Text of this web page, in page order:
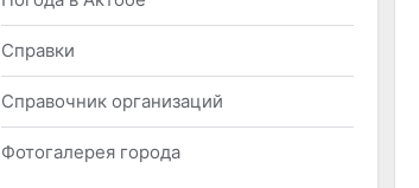
Справки
Справочник организаций
Фотогалерея города